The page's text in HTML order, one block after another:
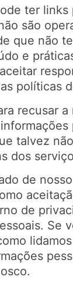
ter links
são
que não
e
políticas
recusar a
talvez
dos
de
de
Se